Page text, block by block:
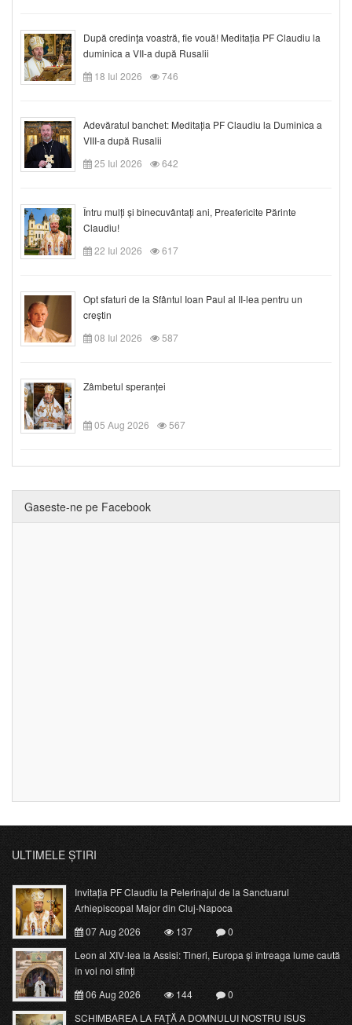
După credinţa voastră, fie vouă! Meditația PF Claudiu la
duminica a VII-a după Rusalii
18 Iul 2026
746
Adevăratul banchet: Meditația PF Claudiu la Duminica a
VIII-a după Rusalii
25 Iul 2026
642
Întru mulți și binecuvântați ani, Preafericite Părinte
Claudiu!
22 Iul 2026
617
Opt sfaturi de la Sfântul Ioan Paul al II-lea pentru un
creștin
08 Iul 2026
587
Zâmbetul speranței
05 Aug 2026 567
Gaseste-ne pe Facebook
ULTIMELE ȘTIRI
Invitația PF Claudiu la Pelerinajul de la Sanctuarul
Arhiepiscopal Major din Cluj-Napoca
07 Aug 2026
137
0
Leon al XIV-lea la Assisi: Tineri, Europa și întreaga lume caută
în voi noi sfinți
06 Aug 2026
144
0
SCHIMBAREA LA FAŢĂ A DOMNULUI NOSTRU ISUS